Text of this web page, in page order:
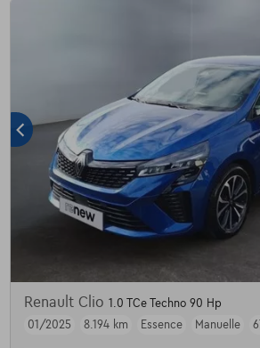
Renault Clio 1.0 TCe Techno 90 Hp
01/2025
8.194 km Essence Manuelle